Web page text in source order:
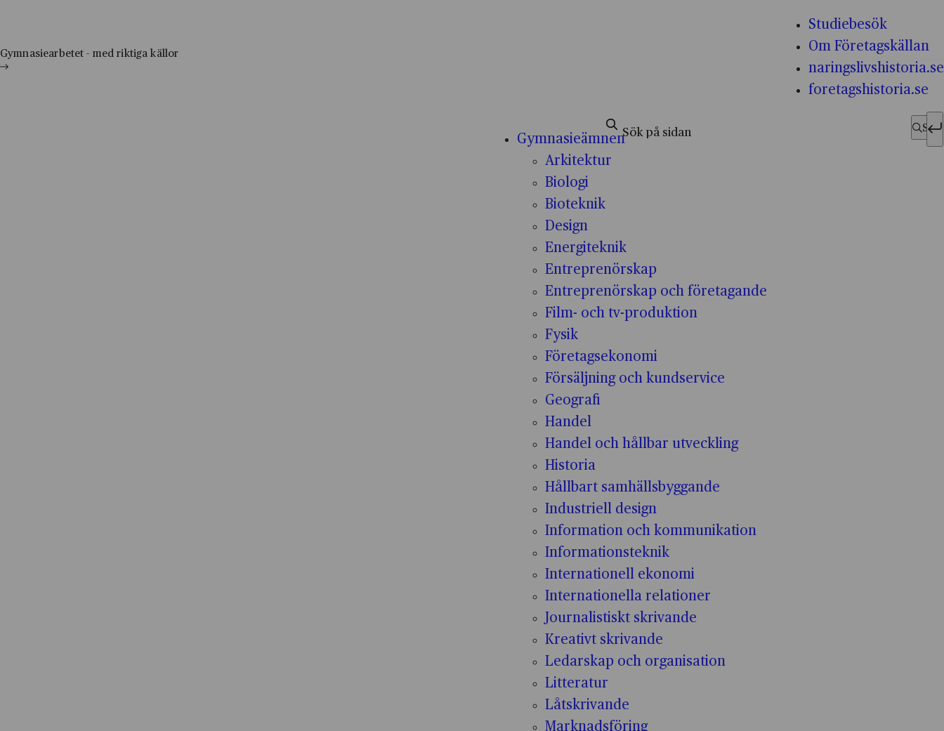
Gymnasiearbetet - med riktiga källor
Studiebesök
Om Företagskällan
naringslivshistoria.se
foretagshistoria.se
Gymnasieämnen
Arkitektur
Biologi
Bioteknik
Design
Energiteknik
Entreprenörskap
Entreprenörskap och företagande
Film- och tv-produktion
Fysik
Företagsekonomi
Försäljning och kundservice
Geografi
Handel
Handel och hållbar utveckling
Historia
Hållbart samhällsbyggande
Industriell design
Information och kommunikation
Informationsteknik
Internationell ekonomi
Internationella relationer
Journalistiskt skrivande
Kreativt skrivande
Ledarskap och organisation
Litteratur
Låtskrivande
Marknadsföring
Sök efter: Sök